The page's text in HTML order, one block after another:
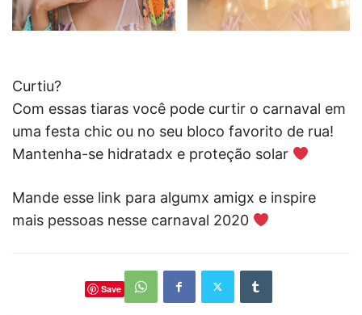
Curtiu?
Com essas tiaras você pode curtir o carnaval em
uma festa chic ou no seu bloco favorito de rua!
Mantenha-se hidratadx e proteção solar
Mande esse link para algumx amigx e inspire
mais pessoas nesse carnaval 2020
Save